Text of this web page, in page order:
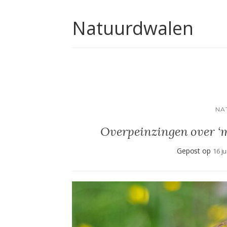
Natuurdwalen
Overpeinzingen over
Gepost op 16